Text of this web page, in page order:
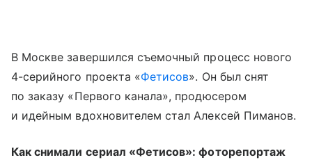
В Москве завершился съемочный процесс нового
4-серийного проекта «Фетисов». Он был снят
по заказу «Первого канала», продюсером
и идейным вдохновителем стал Алексей Пиманов.
Как снимали сериал «Фетисов»: фоторепортаж